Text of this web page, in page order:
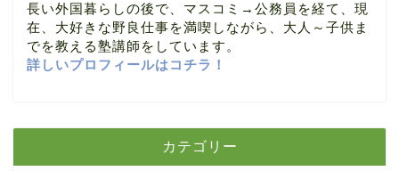
長い外国暮らしの後で、マスコミ→公務員を経て、現
在、大好きな野良仕事を満喫しながら、大人～子供ま
でを教える塾講師をしています。
詳しいプロフィールはコチラ！
カテゴリー